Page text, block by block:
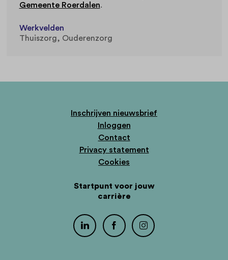
Gemeente Roerdalen.
Werkvelden
Thuiszorg
Ouderenzorg
Inschrijven nieuwsbrief
Inloggen
Contact
Privacy statement
Cookies
Startpunt voor jouw
carrière